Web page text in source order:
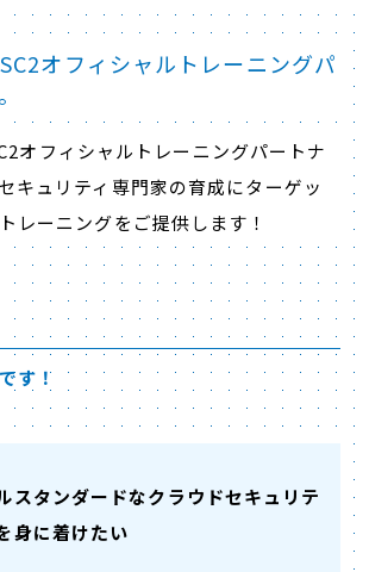
オフィシャルトレーニングパ
オフィシャルトレーニングパートナ
キュリティ専門家の育成にターゲッ
レーニングをご提供します！
す！
スタンダードなクラウドセキュリテ
身に着けたい